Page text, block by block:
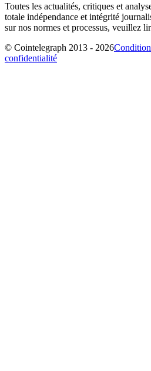
Toutes les actualités, critiques et
totale indépendance et intégrité
sur nos normes et processus, veuillez
© Cointelegraph 2013 - 2026
confidentialité